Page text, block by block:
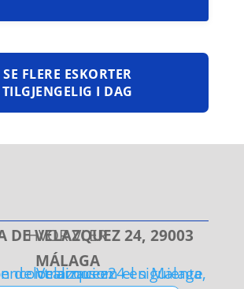
SE FLERE ESKORTER
TILGJENGELIG I DAG
HVOR VI ER
DE VELAZQUEZ 24, 29003
MÁLAGA